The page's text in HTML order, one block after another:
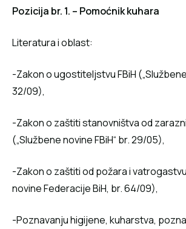
Pozicija br. 1. – Pomoćnik kuhara
Literatura i oblast:
-Zakon o ugostiteljstvu FBiH („Službene
32/09),
-Zakon o zaštiti stanovništva od
(„Službene novine FBiH“ br. 29/05),
-Zakon o zaštiti od požara i
novine Federacije BiH, br. 64/09),
-Poznavanju higijene, kuharstva,